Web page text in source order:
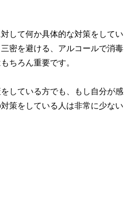
して何か具体的な対策をしてい
密を避ける、アルコールで消毒
ちろん重要です。
している方でも、もし自分が感
策をしている人は非常に少ない